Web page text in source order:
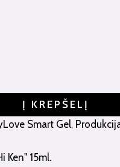
Į KREPŠELĮ
Smart Gel,